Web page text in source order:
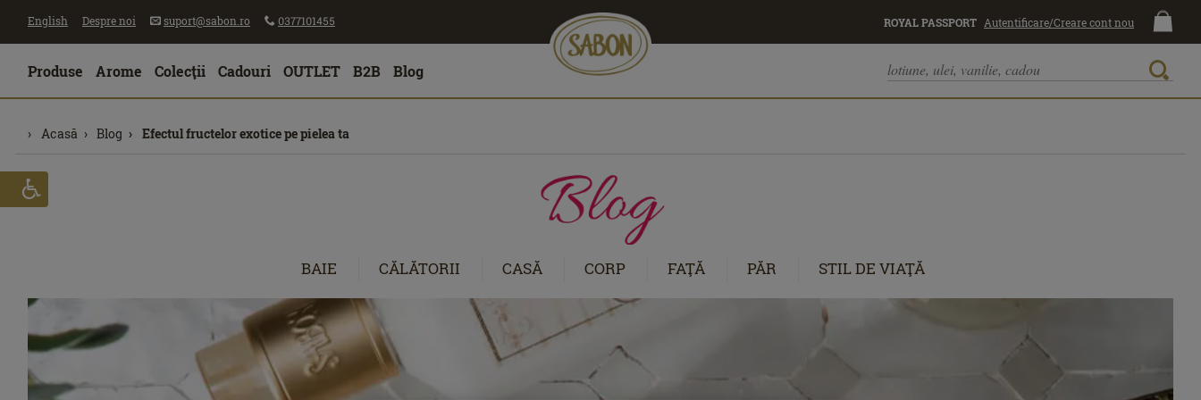
English Despre noi suport@sabon.ro 0377101455 ROYAL PASSPORT Autentificare/Creare cont nou
Produse Arome Colecţii Cadouri OUTLET B2B Blog
Acasă Blog Efectul fructelor exotice pe pielea ta
BAIE CĂLĂTORII CASĂ CORP FAŢĂ PĂR STIL DE VIAŢĂ